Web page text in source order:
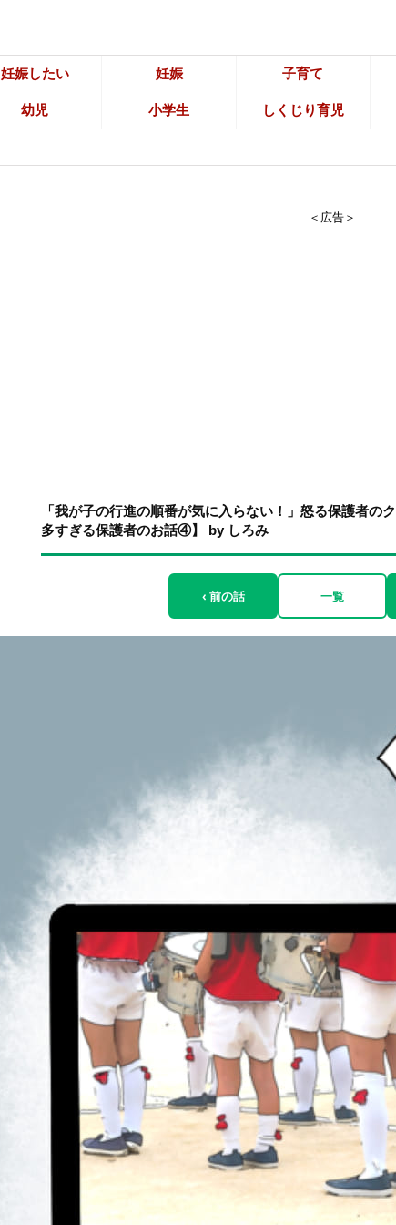
妊娠したい 妊娠 子育て
幼児 小学生 しくじり育児
＜広告＞
「我が子の行進の順番が気に入らない！」怒る保護者
多すぎる保護者のお話④】 by しろみ
‹ 前の話 一覧